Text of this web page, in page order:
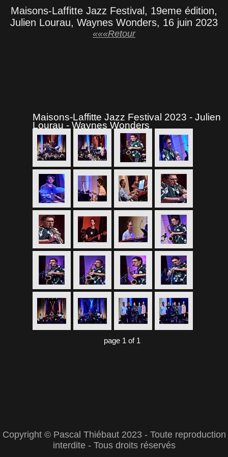
Maisons-Laffitte Jazz Festival, 19eme édition,
Julien Lourau, Waynes Wonders, 16 juin 2023
«««Retour
Maisons-Laffitte Jazz Festival 2023 - Julien
Lourau - Waynes Wonders
page 1 of 1
Copyright © Pascal Thiébaut 2023 - Toute reproduction
interdite - Tous droits réservés